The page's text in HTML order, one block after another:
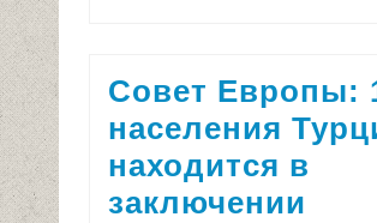
Совет Европы:
населения
находится в
заключении